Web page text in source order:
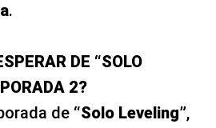
.
DE “SOLO
2?
de “Solo Leveling”,